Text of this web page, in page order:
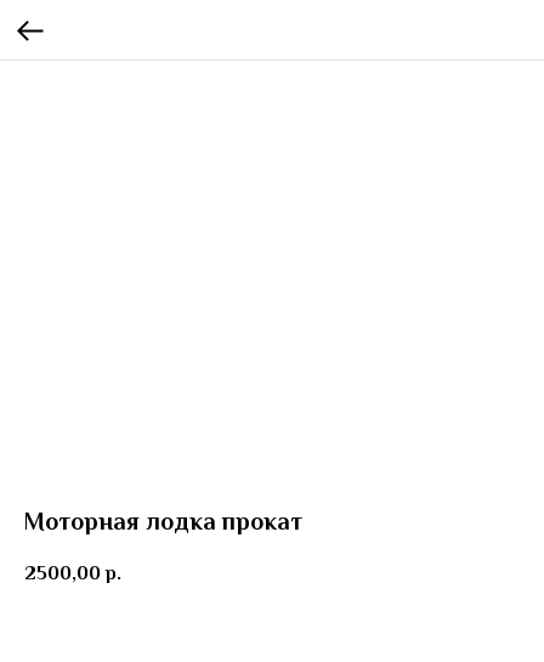
Моторная лодка прокат
2500,00 р.